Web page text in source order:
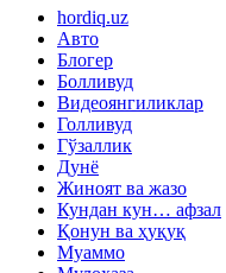
hordiq.uz
Авто
Блогер
Болливуд
Видеоянгиликлар
Голливуд
Гўзаллик
Дунё
Жиноят ва жазо
Кундан кун… афзал
Қонун ва ҳуқуқ
Муаммо